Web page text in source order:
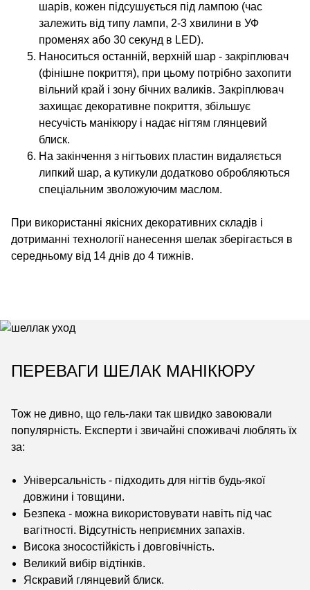
шарів, кожен підсушується під лампою (час
залежить від типу лампи, 2-3 хвилини в УФ
променях або 30 секунд в LED).
Наноситься останній, верхній шар - закріплювач
(фінішне покриття), при цьому потрібно захопити
вільний край і зону бічних валиків. Закріплювач
захищає декоративне покриття, збільшує
несучість манікюру і надає нігтям глянцевий
блиск.
На закінчення з нігтьових пластин видаляється
липкий шар, а кутикули додатково обробляються
спеціальним зволожуючим маслом.
При використанні якісних декоративних складів і
дотриманні технології нанесення шелак зберігається в
середньому від 14 днів до 4 тижнів.
ПЕРЕВАГИ ШЕЛАК МАНІКЮРУ
Тож не дивно, що гель-лаки так швидко завоювали
популярність. Експерти і звичайні споживачі люблять їх
за:
Універсальність - підходить для нігтів будь-якої
довжини і товщини.
Безпека - можна використовувати навіть під час
вагітності. Відсутність неприємних запахів.
Висока зносостійкість і довговічність.
Великий вибір відтінків.
Яскравий глянцевий блиск.